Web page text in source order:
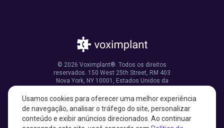
© 2026 Voximplant®. Todos os direitos
reservados. 150 West 25th Street, RM 403
Nova York, NY 10001, Estados Unidos da
Usamos cookies para oferecer uma melhor experiência
de navegação, analisar o tráfego do site, personalizar
conteúdo e exibir anúncios direcionados. Ao continuar